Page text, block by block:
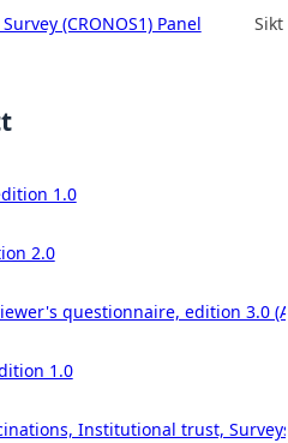
(CRONOS1) Panel
1.0
2.0
questionnaire, edition 3.0
1.0
Institutional trust,